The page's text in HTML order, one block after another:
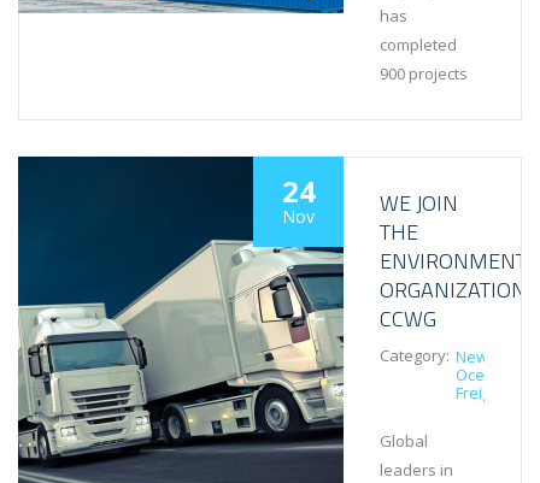
has
completed
900 projects
24
Nov
WE JOIN
THE
ORGANIZATION
CCWG
Category: News
Ocean
Freight
Global
leaders in